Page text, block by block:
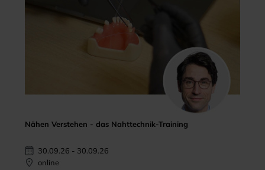
Nähen Verstehen - das Nahttechnik-Training
30.09.26 - 30.09.26
online